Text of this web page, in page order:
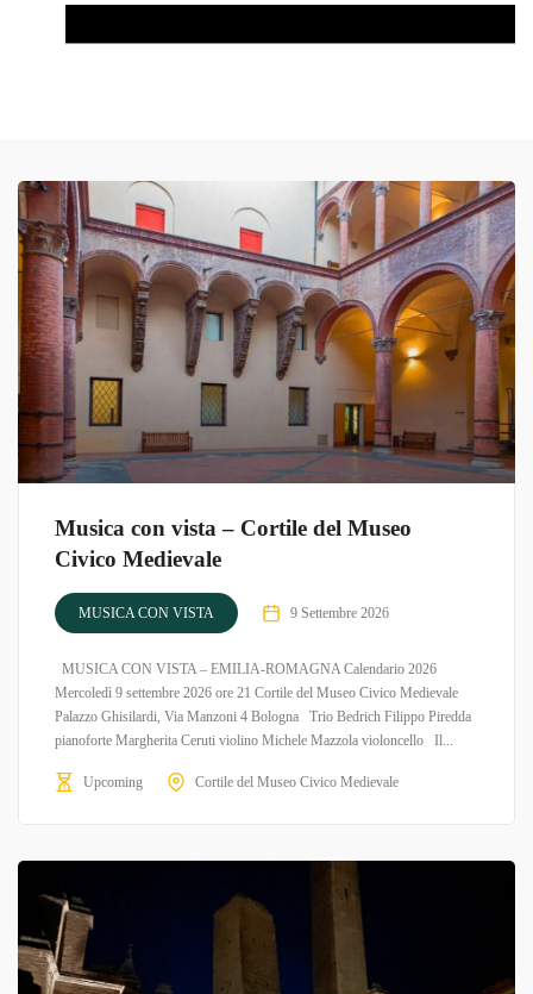
Musica con vista – Cortile del Museo
Civico Medievale
MUSICA CON VISTA 9 Settembre 2026
MUSICA CON VISTA – EMILIA-ROMAGNA Calendario 2026
Mercoledì 9 settembre 2026 ore 21 Cortile del Museo Civico Medievale
Palazzo Ghisilardi, Via Manzoni 4 Bologna Trio Bedrich Filippo Piredda
pianoforte Margherita Ceruti violino Michele Mazzola violoncello Il...
Upcoming Cortile del Museo Civico Medievale